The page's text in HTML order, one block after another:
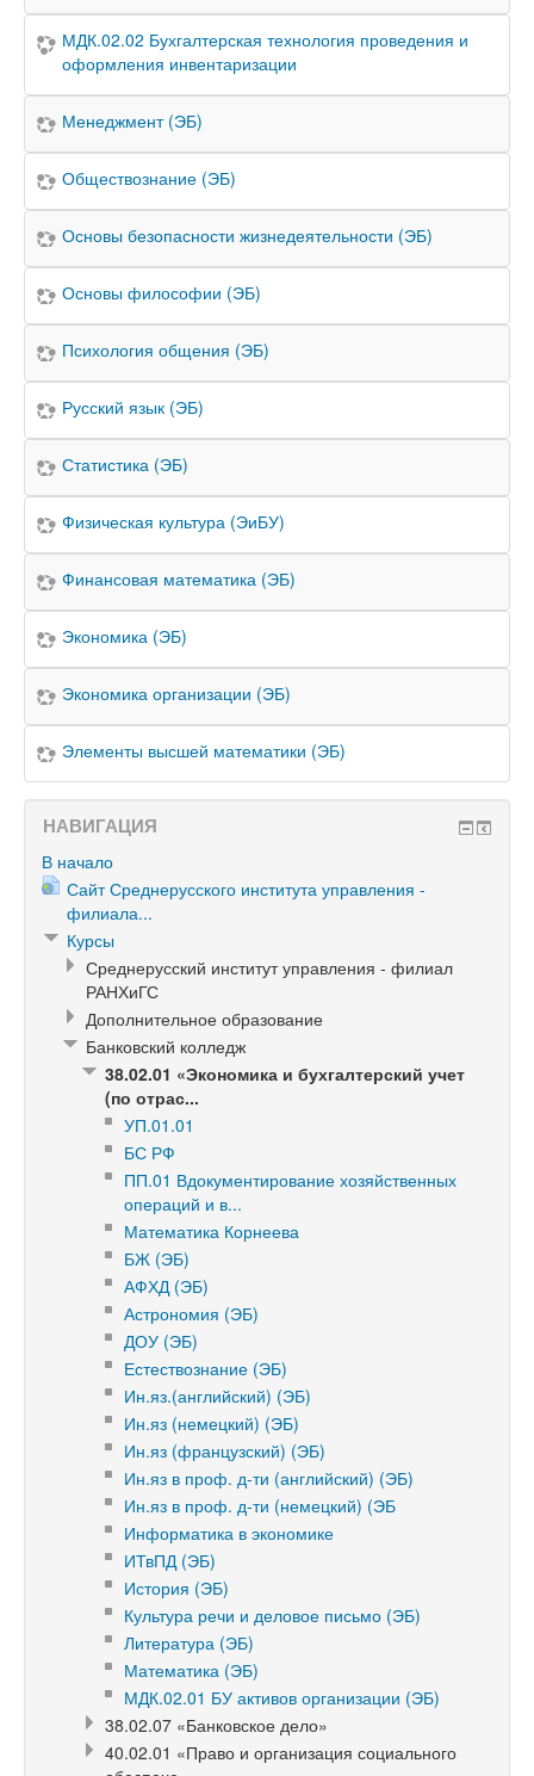
МДК.02.02 Бухгалтерская технология проведения и
оформления инвентаризации
Менеджмент (ЭБ)
Обществознание (ЭБ)
Основы безопасности жизнедеятельности (ЭБ)
Основы философии (ЭБ)
Психология общения (ЭБ)
Русский язык (ЭБ)
Статистика (ЭБ)
Физическая культура (ЭиБУ)
Финансовая математика (ЭБ)
Экономика (ЭБ)
Экономика организации (ЭБ)
Элементы высшей математики (ЭБ)
НАВИГАЦИЯ
В начало
Сайт Среднерусского института управления -
филиала...
Курсы
Среднерусский институт управления - филиал
РАНХиГС
Дополнительное образование
Банковский колледж
38.02.01 «Экономика и бухгалтерский учет
(по отрас...
УП.01.01
БС РФ
ПП.01 Вдокументирование хозяйственных
операций и в...
Математика Корнеева
БЖ (ЭБ)
АФХД (ЭБ)
Астрономия (ЭБ)
ДОУ (ЭБ)
Естествознание (ЭБ)
Ин.яз.(английский) (ЭБ)
Ин.яз (немецкий) (ЭБ)
Ин.яз (французский) (ЭБ)
Ин.яз в проф. д-ти (английский) (ЭБ)
Ин.яз в проф. д-ти (немецкий) (ЭБ
Информатика в экономике
ИТвПД (ЭБ)
История (ЭБ)
Культура речи и деловое письмо (ЭБ)
Литература (ЭБ)
Математика (ЭБ)
МДК.02.01 БУ активов организации (ЭБ)
38.02.07 «Банковское дело»
40.02.01 «Право и организация социального